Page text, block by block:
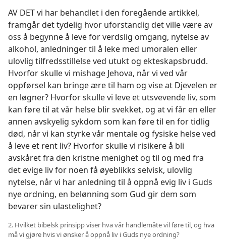
AV DET vi har behandlet i den foregående artikkel,
framgår det tydelig hvor uforstandig det ville være av
oss å begynne å leve for verdslig omgang, nytelse av
alkohol, anledninger til å leke med umoralen eller
ulovlig tilfredsstillelse ved utukt og ekteskapsbrudd.
Hvorfor skulle vi mishage Jehova, når vi ved vår
oppførsel kan bringe ære til ham og vise at Djevelen er
en løgner? Hvorfor skulle vi leve et utsvevende liv, som
kan føre til at vår helse blir svekket, og at vi får en eller
annen avskyelig sykdom som kan føre til en for tidlig
død, når vi kan styrke vår mentale og fysiske helse ved
å leve et rent liv? Hvorfor skulle vi risikere å bli
avskåret fra den kristne menighet og til og med fra
det evige liv for noen få øyeblikks selvisk, ulovlig
nytelse, når vi har anledning til å oppnå evig liv i Guds
nye ordning, en belønning som Gud gir dem som
bevarer sin ulastelighet?
2. Hvilket bibelsk prinsipp viser hva vår handlemåte vil føre til, og hva
må vi gjøre hvis vi ønsker å oppnå liv i Guds nye ordning?